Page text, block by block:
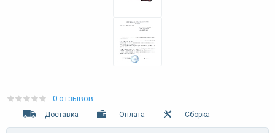
0 отзывов
Доставка Оплата Сборка